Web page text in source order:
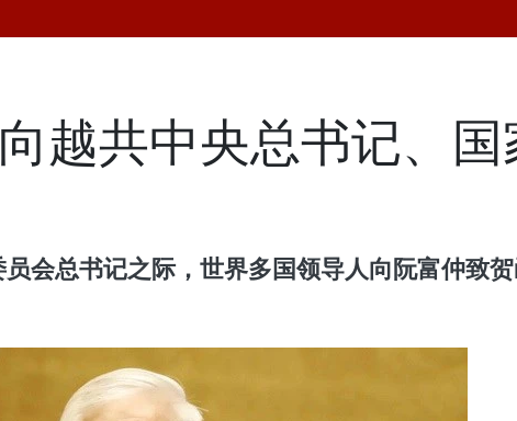
越共中央总书记、
会总书记之际，世界多国领导人向阮富仲致贺